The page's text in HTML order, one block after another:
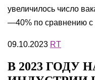
увеличилось число
—40% по сравнению
09.10.2023 RT
В 2023 ГОДУ